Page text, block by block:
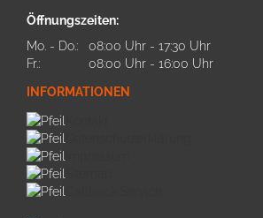
Öffnungszeiten:
Mo. - Do.:
08:00 Uhr - 17:30 Uhr
Fr.:
08:00 Uhr - 16:00 Uhr
INFORMATIONEN